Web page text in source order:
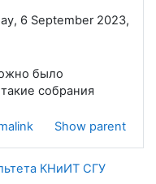
6 September 2023,
было
собрания
Show parent
КНиИТ СГУ